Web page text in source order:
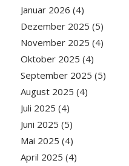
Januar 2026 (4)
Dezember 2025 (5)
November 2025 (4)
Oktober 2025 (4)
September 2025 (5)
August 2025 (4)
Juli 2025 (4)
Juni 2025 (5)
Mai 2025 (4)
April 2025 (4)